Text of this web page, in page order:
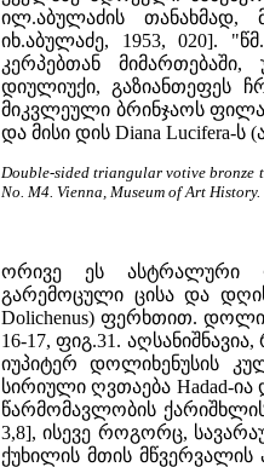
ილ.აბულაძის
იხ.აბულაძე, 1953, 020].
კერპებთან
დიულიუქი, გაზიანთეფეს
მიკვლეული ბრინჯაოს
და მისი დის Diana Lucifera-ს
Double-sided triangular votive bronze
No. M4. Vienna, Museum of Art History.
ორივე ეს ასტრალური
გარემოცული ცისა და დღის
Dolichenus) ფერხთით.
16-17, ფიგ.31.
იუპიტერ დოლიხენუსის
სირიული ღვთაება Hadad-
წარმომავლობის
3,8], ისევე როგორც,
ქუხილის მთის